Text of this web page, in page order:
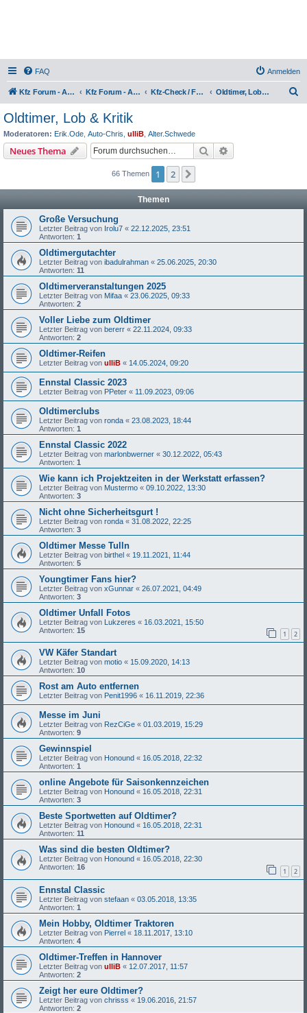
FAQ Anmelden
Kfz Forum - Auto, Motorrad und LKW Kfz Forum - Auto, Motorrad und LKW Kfz-Check / Fahrzeugbewertung / Lob & Tadel / Berichte & Erfahrungen Oldtimer, Lob & Kritik
Oldtimer, Lob & Kritik
Moderatoren: Erik.Ode Auto-Chris ulliB Alter.Schwede
Neues Thema Suche
66 Themen 1 2
Themen
Große Versuchung
Letzter Beitrag von Irolu7 « 22.12.2025, 23:51
Antworten: 1
Oldtimergutachter
Letzter Beitrag von ibadulrahman « 25.06.2025, 20:30
Antworten: 11
Oldtimerveranstaltungen 2025
Letzter Beitrag von Mifaa « 23.06.2025, 09:33
Antworten: 2
Voller Liebe zum Oldtimer
Letzter Beitrag von bererr « 22.11.2024, 09:33
Antworten: 2
Oldtimer-Reifen
Letzter Beitrag von ulliB « 14.05.2024, 09:20
Ennstal Classic 2023
Letzter Beitrag von PPeter « 11.09.2023, 09:06
Oldtimerclubs
Letzter Beitrag von ronda « 23.08.2023, 18:44
Antworten: 1
Ennstal Classic 2022
Letzter Beitrag von marlonbwerner « 30.12.2022, 05:43
Antworten: 1
Wie kann ich Projektzeiten in der Werkstatt erfassen?
Letzter Beitrag von Mustermo « 09.10.2022, 13:30
Antworten: 3
Nicht ohne Sicherheitsgurt !
Letzter Beitrag von ronda « 31.08.2022, 22:25
Antworten: 3
Oldtimer Messe Tulln
Letzter Beitrag von birthel « 19.11.2021, 11:44
Antworten: 5
Youngtimer Fans hier?
Letzter Beitrag von xGunnar « 26.07.2021, 04:49
Antworten: 3
Oldtimer Unfall Fotos
Letzter Beitrag von Lukzeres « 16.03.2021, 15:50
Antworten: 15 1 2
VW Käfer Standart
Letzter Beitrag von motio « 15.09.2020, 14:13
Antworten: 10
Rost am Auto entfernen
Letzter Beitrag von Penit1996 « 16.11.2019, 22:36
Messe im Juni
Letzter Beitrag von RezCiGe « 01.03.2019, 15:29
Antworten: 9
Gewinnspiel
Letzter Beitrag von Honound « 16.05.2018, 22:32
Antworten: 1
online Angebote für Saisonkennzeichen
Letzter Beitrag von Honound « 16.05.2018, 22:31
Antworten: 3
Beste Sportwetten auf Oldtimer?
Letzter Beitrag von Honound « 16.05.2018, 22:31
Antworten: 11
Was sind die besten Oldtimer?
Letzter Beitrag von Honound « 16.05.2018, 22:30
Antworten: 16 1 2
Ennstal Classic
Letzter Beitrag von stefaan « 03.05.2018, 13:35
Antworten: 1
Mein Hobby, Oldtimer Traktoren
Letzter Beitrag von Pierrel « 18.11.2017, 13:10
Antworten: 4
Oldtimer-Treffen in Hannover
Letzter Beitrag von ulliB « 12.07.2017, 11:57
Antworten: 2
Zeigt her eure Oldtimer?
Letzter Beitrag von chrisss « 19.06.2016, 21:57
Antworten: 2